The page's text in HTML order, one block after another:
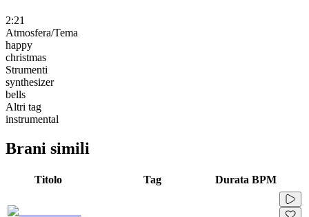
2:21
Atmosfera/Tema
happy
christmas
Strumenti
synthesizer
bells
Altri tag
instrumental
Brani simili
Titolo Tag Durata BPM